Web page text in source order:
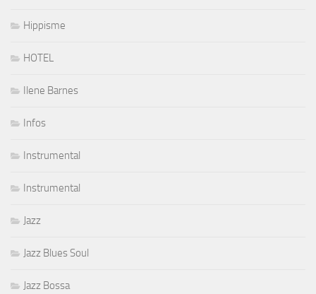
Hippisme
HOTEL
Ilene Barnes
Infos
Instrumental
Instrumental
Jazz
Jazz Blues Soul
Jazz Bossa